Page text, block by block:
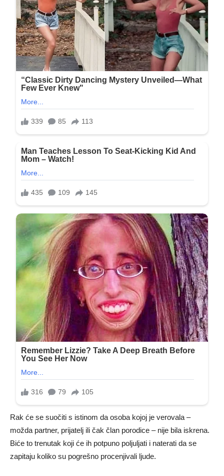
Rak će se suočiti s istinom da osoba kojoj je verovala –
možda partner, prijatelj ili čak član porodice – nije bila iskrena.
Biće to trenutak koji će ih potpuno poljuljati i naterati da se
zapitaju koliko su pogrešno procenjivali ljude.